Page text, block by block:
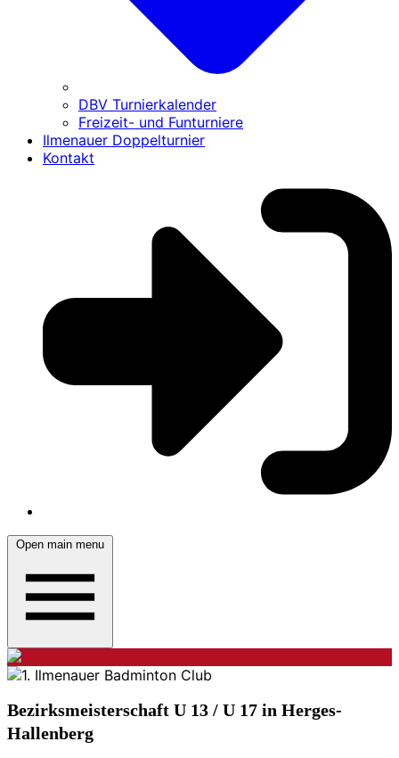
DBV Turnierkalender
Freizeit- und Funturniere
Ilmenauer Doppelturnier
Kontakt
Open main menu
Bezirksmeisterschaft U 13 / U 17 in Herges-
Hallenberg